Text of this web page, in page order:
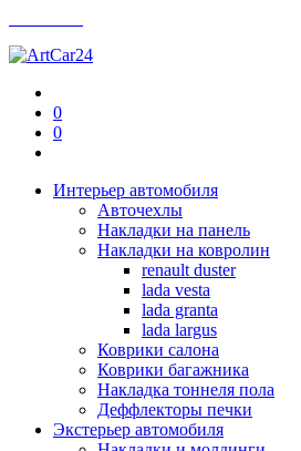
0
0
Интерьер автомобиля
Авточехлы
Накладки на панель
Накладки на ковролин
renault duster
lada vesta
lada granta
lada largus
Коврики салона
Коврики багажника
Накладка тоннеля пола
Деффлекторы печки
Экстерьер автомобиля